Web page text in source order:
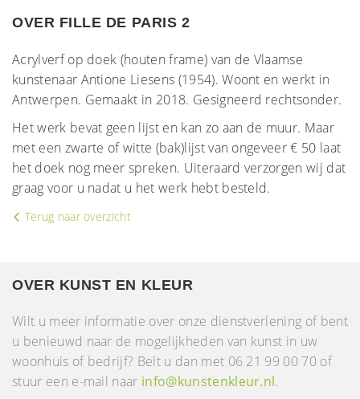
OVER FILLE DE PARIS 2
Acrylverf op doek (houten frame) van de Vlaamse
kunstenaar Antione Liesens (1954). Woont en werkt in
Antwerpen. Gemaakt in 2018. Gesigneerd rechtsonder.
Het werk bevat geen lijst en kan zo aan de muur. Maar
met een zwarte of witte (bak)lijst van ongeveer € 50 laat
het doek nog meer spreken. Uiteraard verzorgen wij dat
graag voor u nadat u het werk hebt besteld.
Terug naar overzicht
OVER KUNST EN KLEUR
Wilt u meer informatie over onze dienstverlening of bent
u benieuwd naar de mogelijkheden van kunst in uw
woonhuis of bedrijf? Belt u dan met 06 21 99 00 70 of
stuur een e-mail naar info@kunstenkleur.nl.